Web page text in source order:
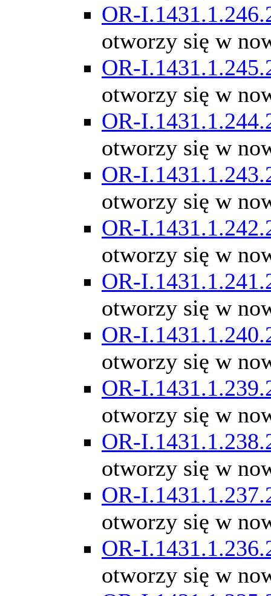
OR-
otworzy się w
OR-
otworzy się w
OR-
otworzy się w
OR-
otworzy się w
OR-
otworzy się w
OR-
otworzy się w
OR-
otworzy się w
OR-
otworzy się w
OR-
otworzy się w
OR-
otworzy się w
OR-
otworzy się w